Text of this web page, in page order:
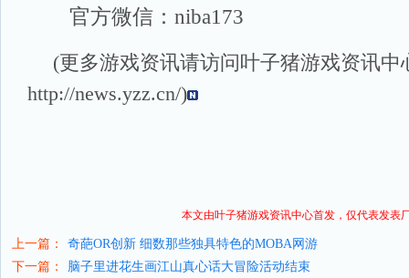
官方微信：niba173
(更多游戏资讯请访问叶子猪游戏资讯中
http://news.yzz.cn/)
本文由叶子猪游戏资讯中心首发，仅代表发表
上一篇：
奇葩OR创新 细数那些独具特色的MOBA网游
下一篇：
脑子里进花生画江山真心话大冒险活动结束